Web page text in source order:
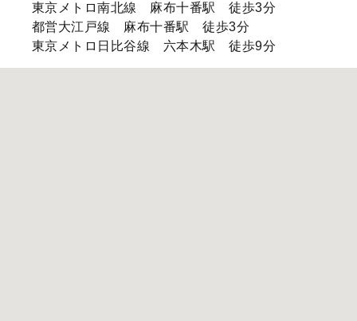
東京メトロ南北線 麻布十番駅 徒歩3分
都営大江戸線 麻布十番駅 徒歩3分
東京メトロ日比谷線 六本木駅 徒歩9分